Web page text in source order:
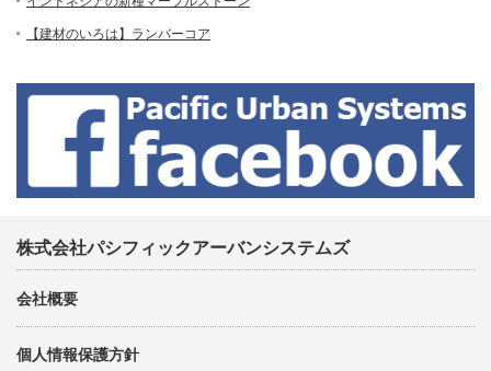
【建材のいろは】ランバーコア
株式会社パシフィックアーバンシステムズ
会社概要
個人情報保護方針